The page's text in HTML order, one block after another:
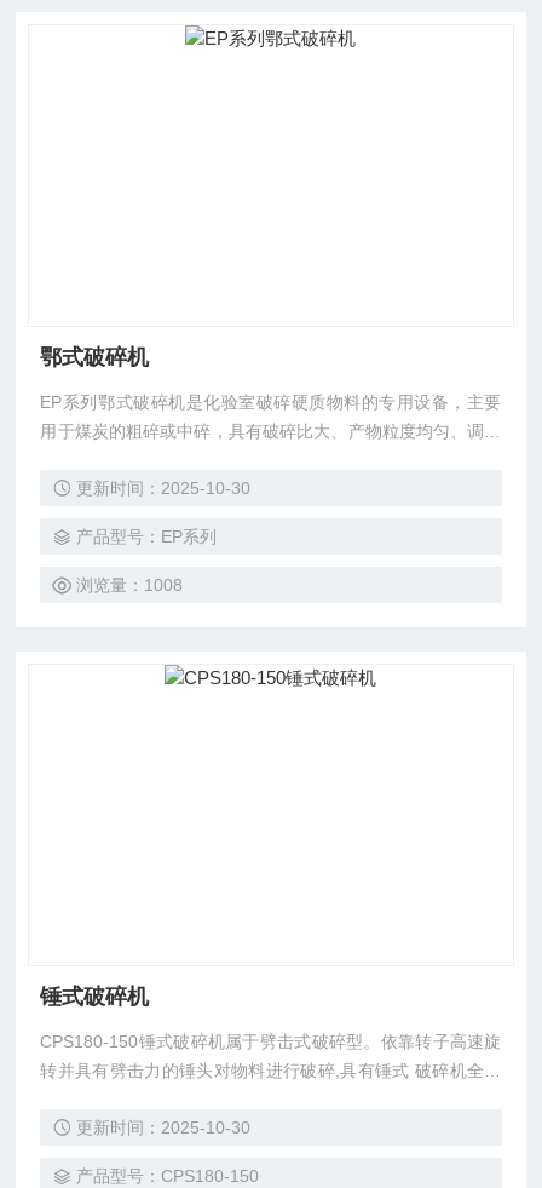
鄂式破碎机
EP系列鄂式破碎机是化验室破碎硬质物料的专用设备，主要
用于煤炭的粗碎或中碎，具有破碎比大、产物粒度均匀、调节
更新时间：2025-10-30
产品型号：EP系列
浏览量：1008
锤式破碎机
CPS180-150锤式破碎机属于劈击式破碎型。依靠转子高速旋
转并具有劈击力的锤头对物料进行破碎,具有锤式 破碎机全部
制样升级换代的理想设备。
更新时间：2025-10-30
产品型号：CPS180-150